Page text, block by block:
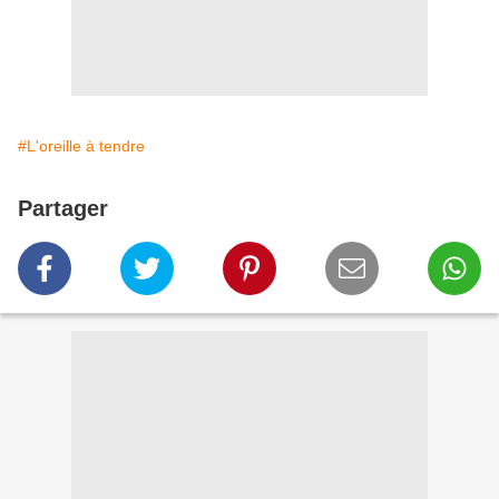
#L'oreille à tendre
Partager